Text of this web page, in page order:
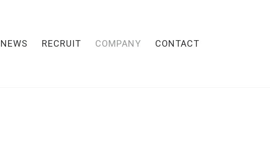
NEWS RECRUIT COMPANY CONTACT